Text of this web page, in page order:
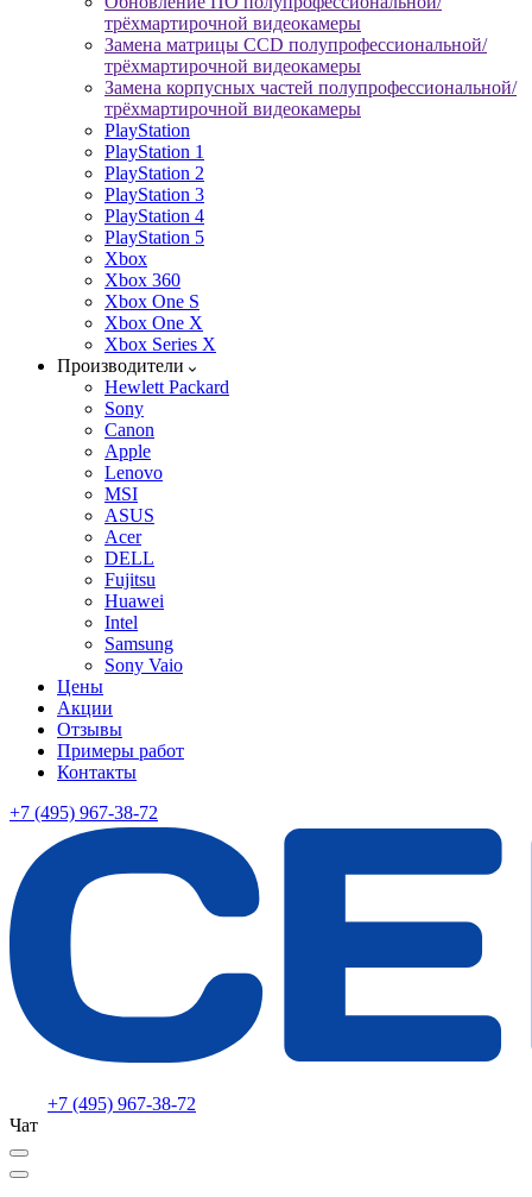
трёхмартирочной видеокамеры
Замена матрицы CCD полупрофессиональной/
трёхмартирочной видеокамеры
Замена корпусных частей полупрофессиональной/
трёхмартирочной видеокамеры
PlayStation
PlayStation 1
PlayStation 2
PlayStation 3
PlayStation 4
PlayStation 5
Xbox
Xbox 360
Xbox One S
Xbox One X
Xbox Series X
Производители
Hewlett Packard
Sony
Canon
Apple
Lenovo
MSI
ASUS
Acer
DELL
Fujitsu
Huawei
Intel
Samsung
Sony Vaio
Цены
Акции
Отзывы
Примеры работ
Контакты
+7 (495) 967-38-72
+7 (495) 967-38-72
Чат